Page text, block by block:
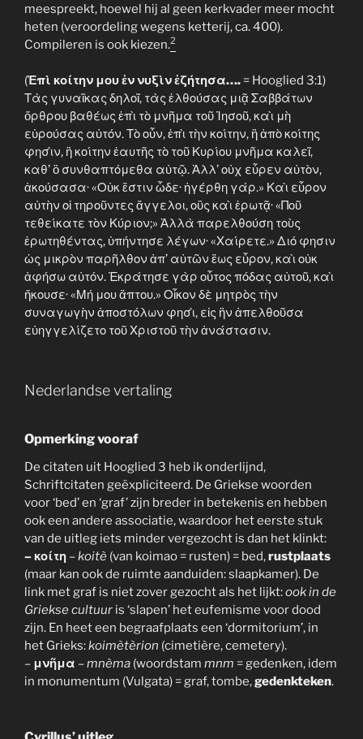
meespreekt, hoewel hij al geen kerkvader meer mocht
heten (veroordeling wegens ketterij, ca. 400).
Compileren is ook kiezen.2
(Ἐπὶ κοίτην μου ἐν νυξὶν ἐζήτησα…. = Hooglied 3:1)
Τὰς γυναῖκας δηλοῖ, τὰς ἐλθούσας μιᾷ Σαββάτων
ὄρθρου βαθέως ἐπὶ τὸ μνῆμα τοῦ Ἰησοῦ, καὶ μὴ
εὑρούσας αὐτόν. Τὸ οὖν, ἐπὶ τὴν κοίτην, ἢ ἀπὸ κοίτης
φησὶν, ἢ κοίτην ἑαυτῆς τὸ τοῦ Κυρίου μνῆμα καλεῖ,
καθ’ ὃ συνθαπτόμεθα αὐτῷ. Ἀλλ’ οὐχ εὗρεν αὐτὸν,
ἀκούσασα· «Οὐκ ἔστιν ὧδε· ἠγέρθη γάρ.» Καὶ εὗρον
αὐτὴν οἱ τηροῦντες ἄγγελοι, οὓς καὶ ἐρωτᾷ· «Ποῦ
τεθείκατε τὸν Κύριον;» Ἀλλὰ παρελθούση τοὺς
ἐρωτηθέντας, ὑπήντησε λέγων· «Χαίρετε.» Διό φησιν
ὡς μικρὸν παρῆλθον ἀπ’ αὐτῶν ἕως εὗρον, καὶ οὐκ
ἀφήσω αὐτόν. Ἐκράτησε γὰρ οὗτος πόδας αὐτοῦ, καὶ
ἤκουσε· «Μή μου ἅπτου.» Οἶκον δὲ μητρὸς τὴν
συναγωγὴν ἀποστόλων φησὶ, εἰς ἣν ἀπελθοῦσα
εὐηγγελίζετο τοῦ Χριστοῦ τὴν ἀνάστασιν.
Nederlandse vertaling
Opmerking vooraf
De citaten uit Hooglied 3 heb ik onderlijnd,
Schriftcitaten geëxpliciteerd. De Griekse woorden
voor ‘bed’ en ‘graf’ zijn breder in betekenis en hebben
ook een andere associatie, waardoor het eerste stuk
van de uitleg iets minder vergezocht is dan het klinkt:
– κοίτη –koitè (van koimao = rusten) = bed,rustplaats
(maar kan ook de ruimte aanduiden: slaapkamer). De
link met graf is niet zover gezocht als het lijkt:ook in de
Griekse cultuur is ‘slapen’ het eufemisme voor dood
zijn. En heet een begraafplaats een ‘dormitorium’, in
het Grieks:koimètèrion (cimetière, cemetery).
– μνῆμα –mnèma (woordstam mnm = gedenken, idem
in monumentum (Vulgata) = graf, tombe,gedenkteken.